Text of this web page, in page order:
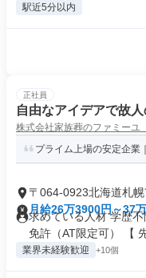
駅近5分以内
正社員
自由なアイデアで故
株式会社家族葬のファミー
プライム上場の安定企業
〒064-0923北海道札幌
西
月給26万3900円～37
求めている人材 学歴
免許（AT限定可） 【 先
業界未経験歓迎 +10個